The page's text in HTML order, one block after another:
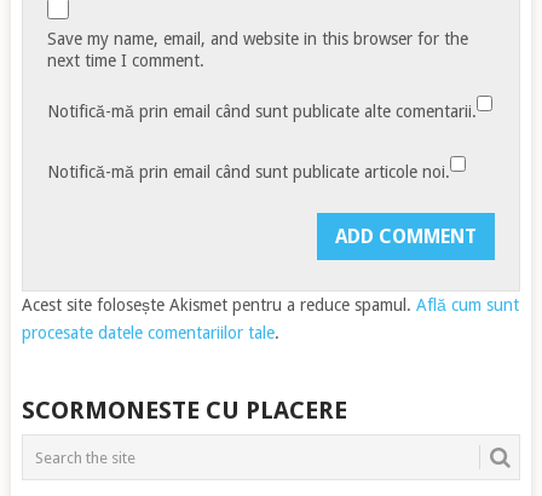
Save my name, email, and website in this browser for the
next time I comment.
Notifică-mă prin email când sunt publicate alte comentarii.
Notifică-mă prin email când sunt publicate articole noi.
Acest site folosește Akismet pentru a reduce spamul. Află cum sunt
procesate datele comentariilor tale.
SCORMONESTE CU PLACERE